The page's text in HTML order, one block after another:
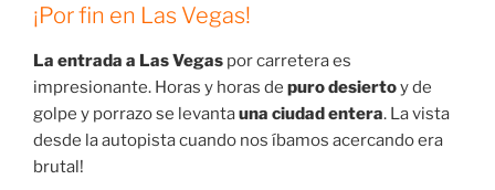
¡Por fin en Las Vegas!
La entrada a Las Vegas por carretera es
impresionante. Horas y horas de puro desiertoy de
golpe y porrazo se levantauna ciudad entera. La vista
desde la autopista cuando nos íbamos acercando era
brutal!